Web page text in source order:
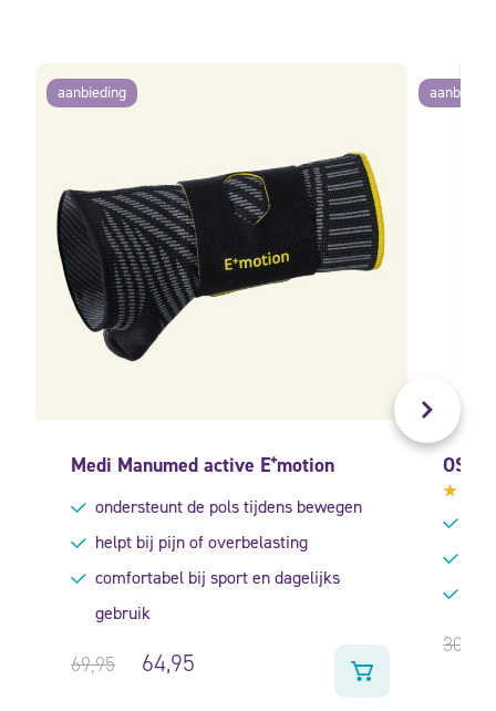
aanbieding
Medi Manumed active E⁺motion
ondersteunt de pols tijdens bewegen
helpt bij pijn of overbelasting
comfortabel bij sport en dagelijks
gebruik
69,95 64,95
4.50
30,90